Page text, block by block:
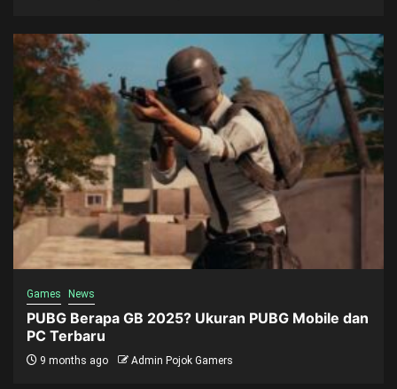
Games News
PUBG Berapa GB 2025? Ukuran PUBG Mobile dan
PC Terbaru
9 months ago Admin Pojok Gamers